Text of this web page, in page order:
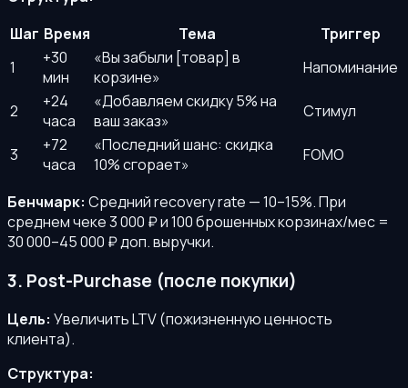
Шаг Время Тема
Триггер
1
+30
мин
«Вы забыли [товар] в
корзине»
Напоминание
2
+24
часа
«Добавляем скидку 5% на
ваш заказ»
Стимул
3
+72
часа
«Последний шанс: скидка
10% сгорает»
FOMO
Бенчмарк: Средний recovery rate — 10–15%. При
среднем чеке 3 000 ₽ и 100 брошенных корзинах/мес =
30 000–45 000 ₽ доп. выручки.
3. Post-Purchase (после покупки)
Цель: Увеличить LTV (пожизненную ценность
клиента).
Структура: